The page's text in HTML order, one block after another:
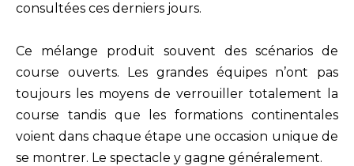
consultées ces derniers jours.
Ce mélange produit souvent des scénarios de
course ouverts. Les grandes équipes n’ont pas
toujours les moyens de verrouiller totalement la
course tandis que les formations continentales
voient dans chaque étape une occasion unique de
se montrer. Le spectacle y gagne généralement.